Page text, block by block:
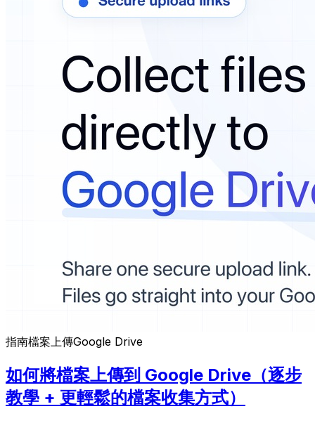
指南檔案上傳Google Drive
如何將檔案上傳到 Google Drive（逐步
教學 + 更輕鬆的檔案收集方式）